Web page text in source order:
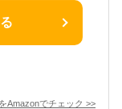
Amazonでチェック >>